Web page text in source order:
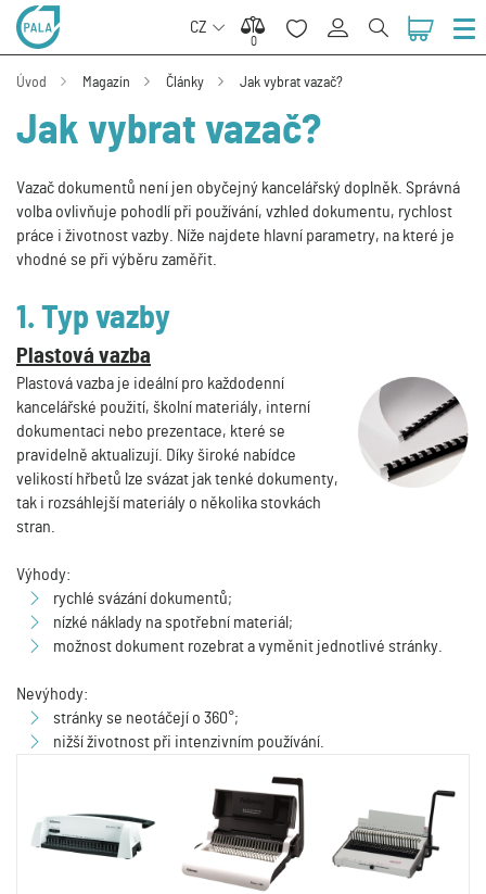
CZ
0
0
Úvod Magazín Články Jak vybrat vazač?
Jak vybrat vazač?
Vazač dokumentů není jen obyčejný kancelářský doplněk. Správná
volba ovlivňuje pohodlí při používání, vzhled dokumentu, rychlost
práce i životnost vazby. Níže najdete hlavní parametry, na které je
vhodné se při výběru zaměřit.
1. Typ vazby
Plastová vazba
Plastová vazba je ideální pro každodenní
kancelářské použití, školní materiály, interní
dokumentaci nebo prezentace, které se
pravidelně aktualizují. Díky široké nabídce
velikostí hřbetů lze svázat jak tenké dokumenty,
tak i rozsáhlejší materiály o několika stovkách
stran.
Výhody:
rychlé svázání dokumentů;
nízké náklady na spotřební materiál;
možnost dokument rozebrat a vyměnit jednotlivé stránky.
Nevýhody:
stránky se neotáčejí o 360°;
nižší životnost při intenzivním používání.